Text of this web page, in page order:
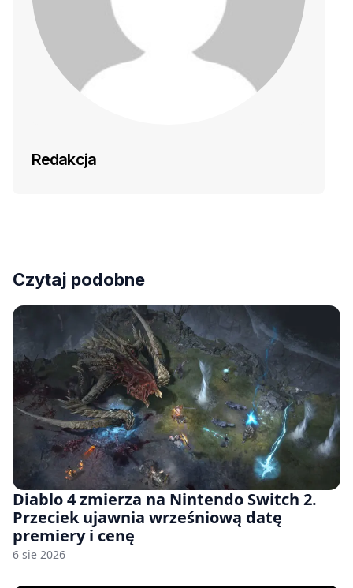
Redakcja
Czytaj podobne
Diablo 4 zmierza na Nintendo Switch 2.
Przeciek ujawnia wrześniową datę
premiery i cenę
6 sie 2026